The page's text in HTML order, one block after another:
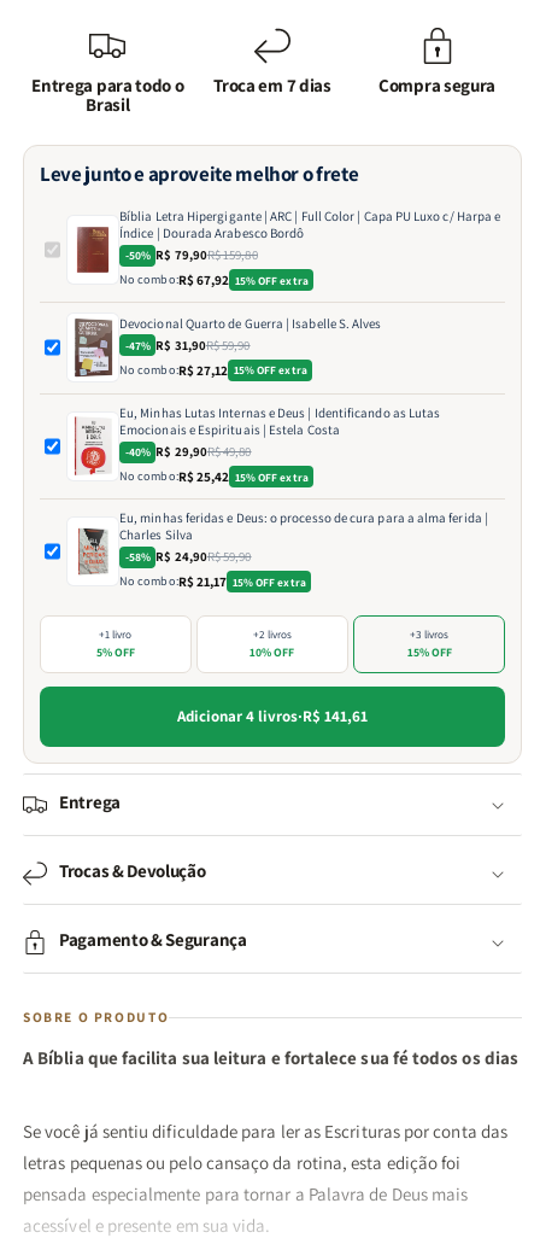
Bordô
Entrega para todo o
Brasil
Troca em 7 dias Compra segura
Leve junto e aproveite melhor o frete
Bíblia Letra Hipergigante | ARC | Full Color | Capa PU Luxo c/ Harpa e
Índice | Dourada Arabesco Bordô
-50% R$ 79,90R$ 159,80
No combo:R$ 67,92 15% OFF extra
Devocional Quarto de Guerra | Isabelle S. Alves
-47% R$ 31,90R$ 59,90
No combo:R$ 27,12 15% OFF extra
Eu, Minhas Lutas Internas e Deus | Identificando as Lutas
Emocionais e Espirituais | Estela Costa
-40% R$ 29,90R$ 49,80
No combo:R$ 25,42 15% OFF extra
Eu, minhas feridas e Deus: o processo de cura para a alma ferida |
Charles Silva
-58% R$ 24,90R$ 59,90
No combo:R$ 21,17 15% OFF extra
+1 livro
5% OFF
+2 livros
10% OFF
+3 livros
15% OFF
Adicionar 4 livros·R$ 141,61
Entrega
Trocas & Devolução
Pagamento & Segurança
SOBRE O PRODUTO
A Bíblia que facilita sua leitura e fortalece sua fé todos os dias
Se você já sentiu dificuldade para ler as Escrituras por conta das
letras pequenas ou pelo cansaço da rotina, esta edição foi
pensada especialmente para tornar a Palavra de Deus mais
acessível e presente em sua vida.